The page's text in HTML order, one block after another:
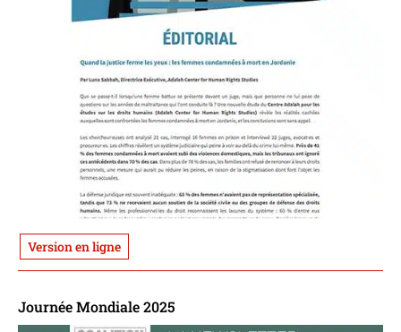
Version en ligne
Journée Mondiale 2025